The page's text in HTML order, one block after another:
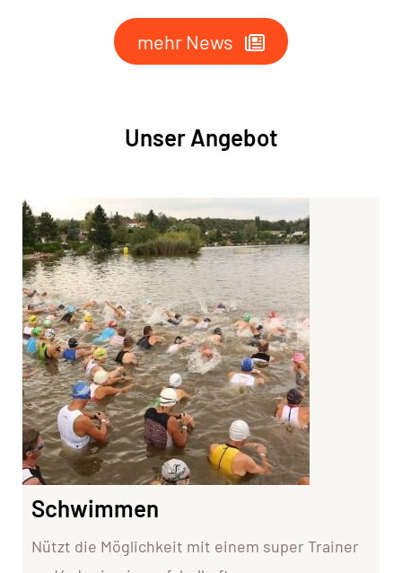
mehr News
Unser Angebot
Schwimmen
Nützt die Möglichkeit mit einem super Trainer